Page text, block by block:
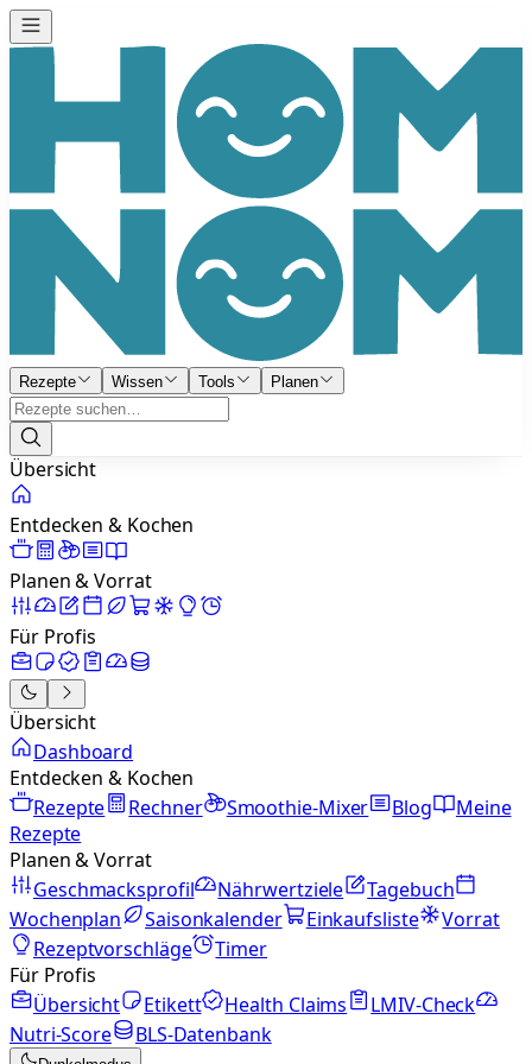
Rezepte Wissen Tools Planen
Übersicht
Entdecken & Kochen
Planen & Vorrat
Für Profis
Übersicht
Dashboard
Entdecken & Kochen
Rezepte
Rechner Smoothie-Mixer Blog
Meine
Rezepte
Planen & Vorrat
Geschmacksprofil
Nährwertziele
Tagebuch
Wochenplan
Saisonkalender Einkaufsliste
Vorrat
Rezeptvorschläge
Timer
Für Profis
Übersicht
Etikett Health Claims
LMIV-Check
Nutri-Score
BLS-Datenbank